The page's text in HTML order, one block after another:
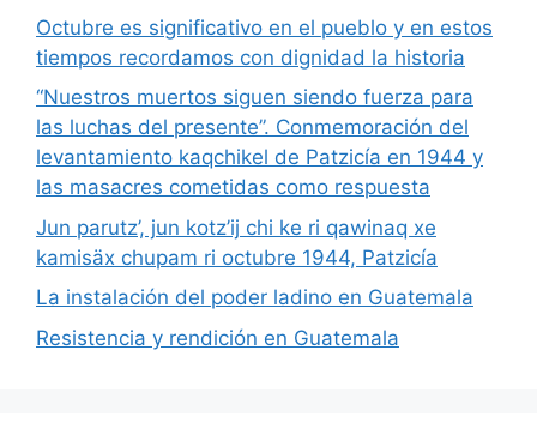
Octubre es significativo en el pueblo y en estos
tiempos recordamos con dignidad la historia
“Nuestros muertos siguen siendo fuerza para
las luchas del presente”. Conmemoración del
levantamiento kaqchikel de Patzicía en 1944 y
las masacres cometidas como respuesta
Jun parutz’, jun kotz’ij chi ke ri qawinaq xe
kamisäx chupam ri octubre 1944, Patzicía
La instalación del poder ladino en Guatemala
Resistencia y rendición en Guatemala